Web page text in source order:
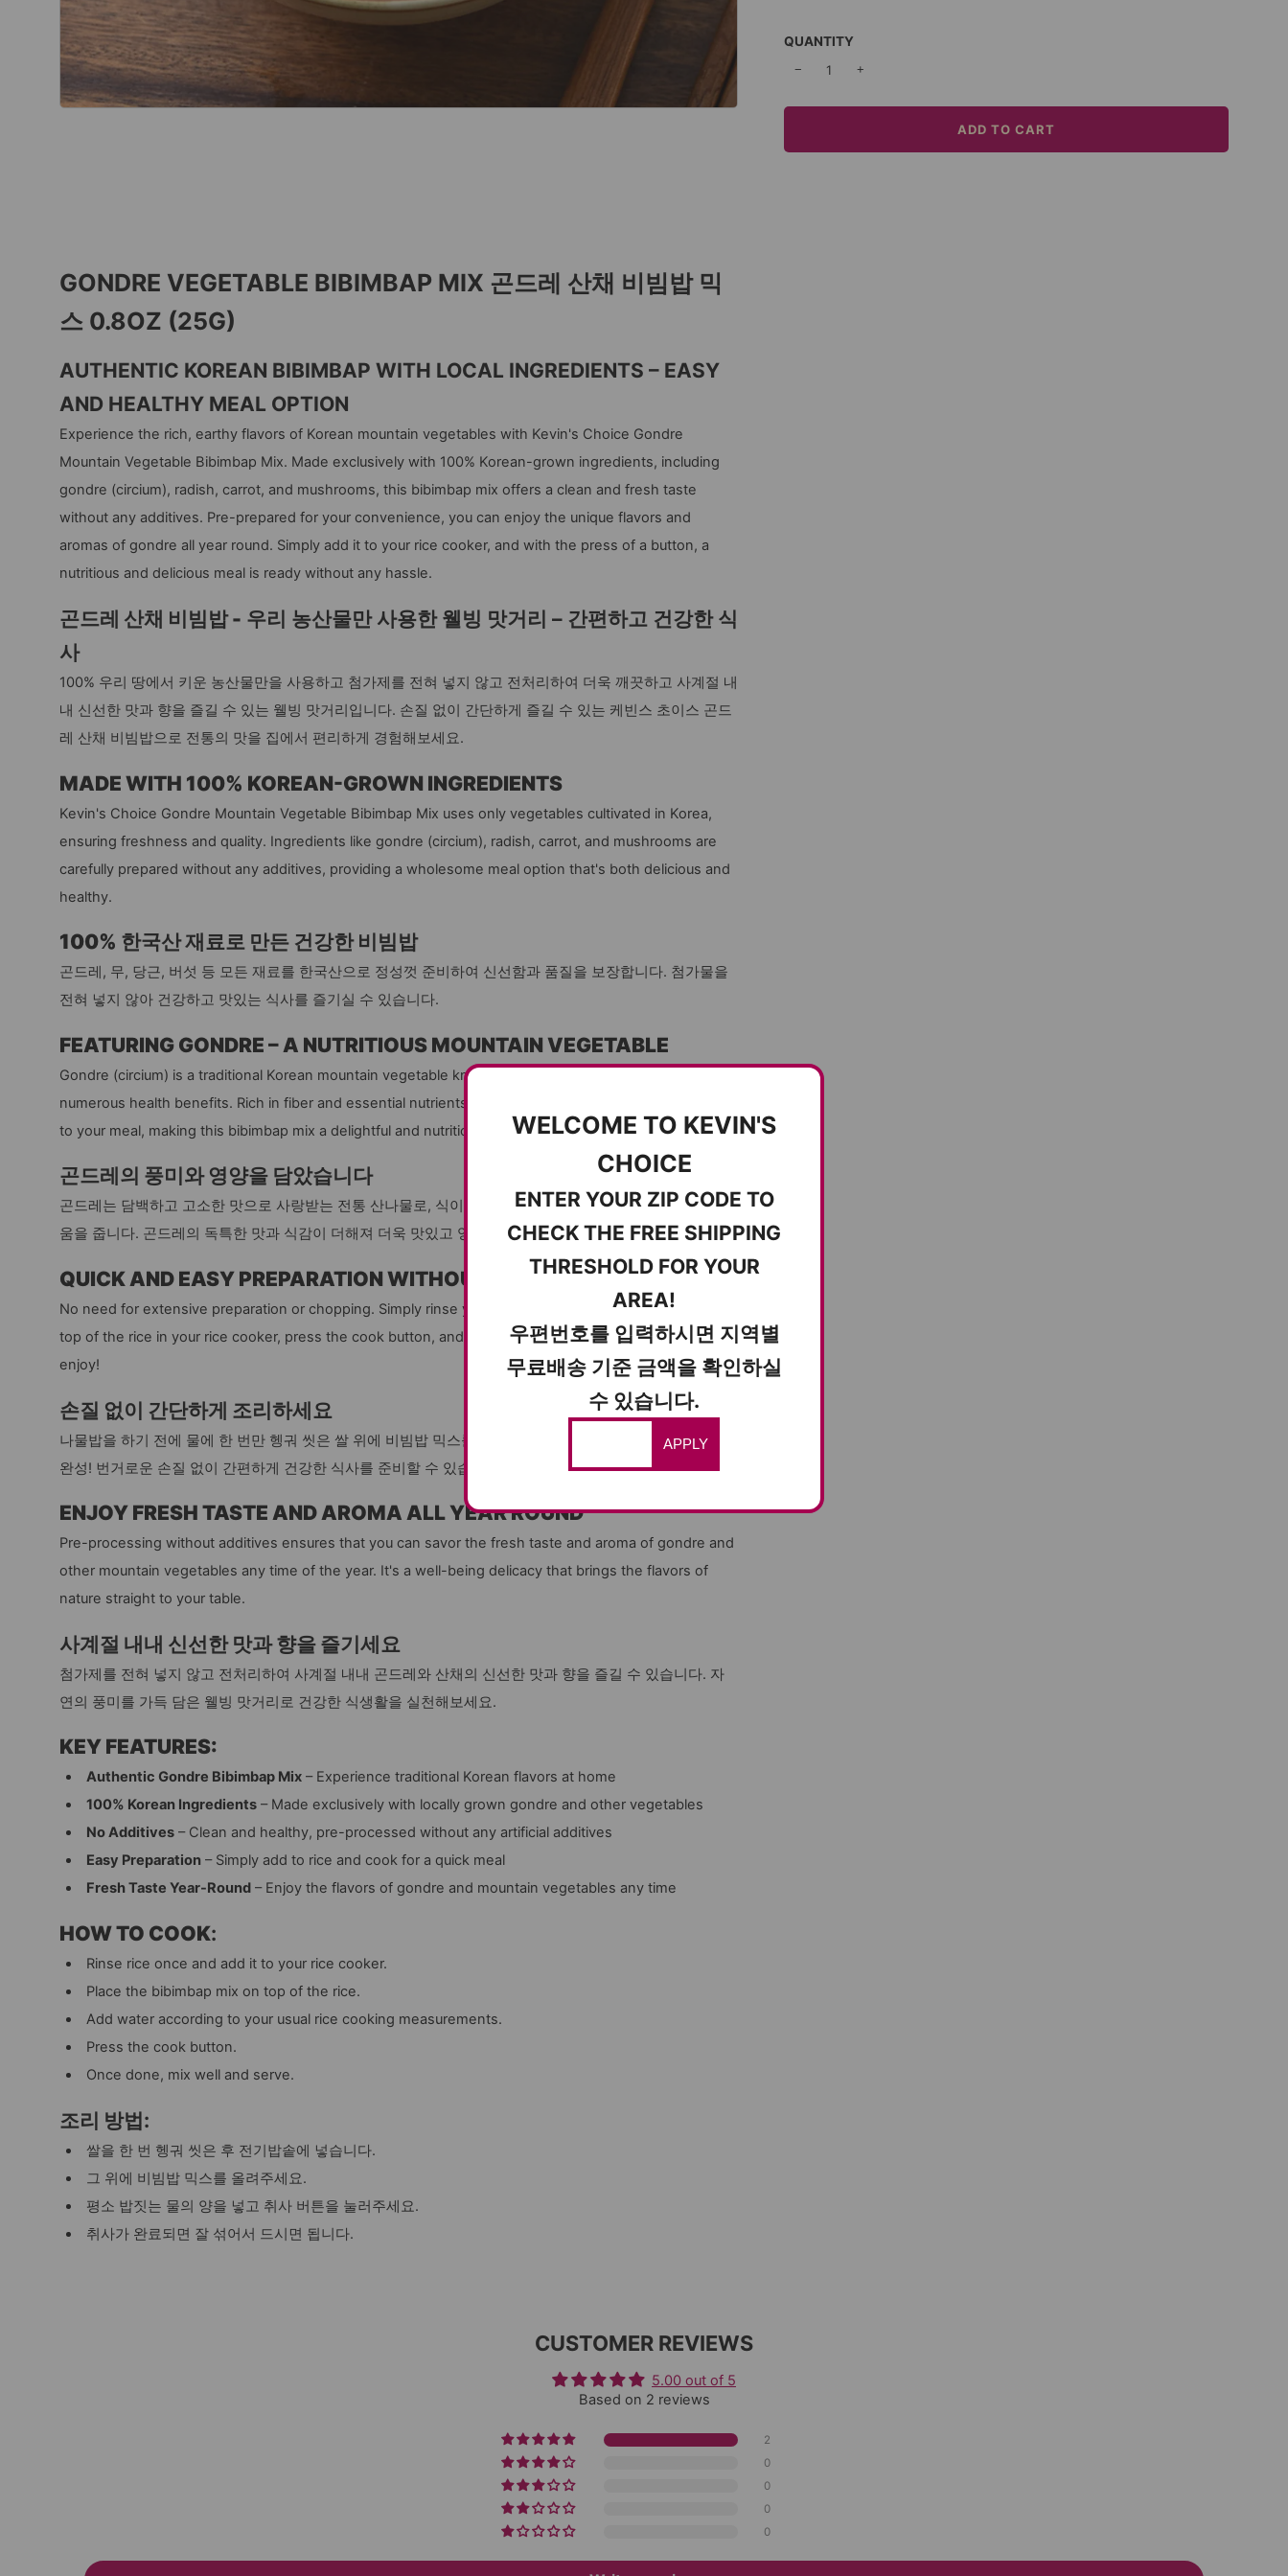
QUANTITY
− +
ADD TO CART
GONDRE VEGETABLE BIBIMBAP MIX 곤드레 산채 비빔밥 믹
스 0.8OZ (25G)
AUTHENTIC KOREAN BIBIMBAP WITH LOCAL INGREDIENTS – EASY
AND HEALTHY MEAL OPTION
Experience the rich, earthy flavors of Korean mountain vegetables with Kevin's Choice Gondre
Mountain Vegetable Bibimbap Mix. Made exclusively with 100% Korean-grown ingredients, including
gondre (circium), radish, carrot, and mushrooms, this bibimbap mix offers a clean and fresh taste
without any additives. Pre-prepared for your convenience, you can enjoy the unique flavors and
aromas of gondre all year round. Simply add it to your rice cooker, and with the press of a button, a
nutritious and delicious meal is ready without any hassle.
곤드레 산채 비빔밥 - 우리 농산물만 사용한 웰빙 맛거리 – 간편하고 건강한 식
사
100% 우리 땅에서 키운 농산물만을 사용하고 첨가제를 전혀 넣지 않고 전처리하여 더욱 깨끗하고 사계절 내
내 신선한 맛과 향을 즐길 수 있는 웰빙 맛거리입니다. 손질 없이 간단하게 즐길 수 있는 케빈스 초이스 곤드
레 산채 비빔밥으로 전통의 맛을 집에서 편리하게 경험해보세요.
MADE WITH 100% KOREAN-GROWN INGREDIENTS
Kevin's Choice Gondre Mountain Vegetable Bibimbap Mix uses only vegetables cultivated in Korea,
ensuring freshness and quality. Ingredients like gondre (circium), radish, carrot, and mushrooms are
carefully prepared without any additives, providing a wholesome meal option that's both delicious and
healthy.
100% 한국산 재료로 만든 건강한 비빔밥
곤드레, 무, 당근, 버섯 등 모든 재료를 한국산으로 정성껏 준비하여 신선함과 품질을 보장합니다. 첨가물을
전혀 넣지 않아 건강하고 맛있는 식사를 즐기실 수 있습니다.
FEATURING GONDRE – A NUTRITIOUS MOUNTAIN VEGETABLE
Gondre (circium) is a traditional Korean mountain vegetable known for its subtle, earthy flavor and
numerous health benefits. Rich in fiber and essential nutrients, gondre adds a unique taste and texture
to your meal, making this bibimbap mix a delightful and nutritious option.
곤드레의 풍미와 영양을 담았습니다
곤드레는 담백하고 고소한 맛으로 사랑받는 전통 산나물로, 식이섬유와 필수 영양소가 풍부하여 건강에 도
움을 줍니다. 곤드레의 독특한 맛과 식감이 더해져 더욱 맛있고 영양가 높은 식사를 즐길 수 있습니다.
QUICK AND EASY PREPARATION WITHOUT ANY HASSLE
No need for extensive preparation or chopping. Simply rinse your rice once, place the bibimbap mix on
top of the rice in your rice cooker, press the cook button, and your nutritious gondre rice is ready to
enjoy!
손질 없이 간단하게 조리하세요
나물밥을 하기 전에 물에 한 번만 헹궈 씻은 쌀 위에 비빔밥 믹스를 올려놓고 취사 버튼 한 번이면 곤드레밥
완성! 번거로운 손질 없이 간편하게 건강한 식사를 준비할 수 있습니다.
ENJOY FRESH TASTE AND AROMA ALL YEAR ROUND
Pre-processing without additives ensures that you can savor the fresh taste and aroma of gondre and
other mountain vegetables any time of the year. It's a well-being delicacy that brings the flavors of
nature straight to your table.
사계절 내내 신선한 맛과 향을 즐기세요
첨가제를 전혀 넣지 않고 전처리하여 사계절 내내 곤드레와 산채의 신선한 맛과 향을 즐길 수 있습니다. 자
연의 풍미를 가득 담은 웰빙 맛거리로 건강한 식생활을 실천해보세요.
KEY FEATURES:
Authentic Gondre Bibimbap Mix– Experience traditional Korean flavors at home
100% Korean Ingredients– Made exclusively with locally grown gondre and other vegetables
No Additives– Clean and healthy, pre-processed without any artificial additives
Easy Preparation– Simply add to rice and cook for a quick meal
Fresh Taste Year-Round – Enjoy the flavors of gondre and mountain vegetables any time
HOW TO COOK:
Rinse rice once and add it to your rice cooker.
Place the bibimbap mix on top of the rice.
Add water according to your usual rice cooking measurements.
Press the cook button.
Once done, mix well and serve.
조리 방법:
쌀을 한 번 헹궈 씻은 후 전기밥솥에 넣습니다.
그 위에 비빔밥 믹스를 올려주세요.
평소 밥짓는 물의 양을 넣고 취사 버튼을 눌러주세요.
취사가 완료되면 잘 섞어서 드시면 됩니다.
CUSTOMER REVIEWS
5.00 out of 5
Based on 2 reviews
2
0
0
0
0
WELCOME TO KEVIN'S
CHOICE
ENTER YOUR ZIP CODE TO
CHECK THE FREE SHIPPING
THRESHOLD FOR YOUR
AREA!
우편번호를 입력하시면 지역별
무료배송 기준 금액을 확인하실
수 있습니다.
APPLY